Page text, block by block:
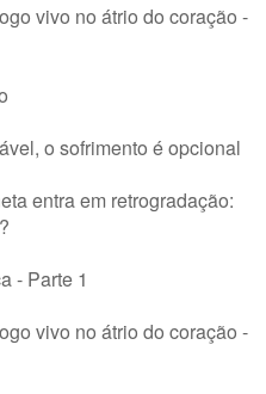
vivo no átrio do coração -
o sofrimento é opcional
entra em retrogradação:
- Parte 1
vivo no átrio do coração -